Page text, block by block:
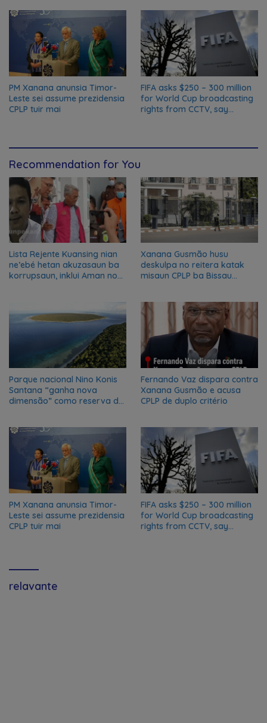
PM Xanana anunsia Timor-
Leste sei assume prezidensia
CPLP tuir mai
FIFA asks $250 – 300 million
for World Cup broadcasting
rights from CCTV, say
Recommendation for You
Lista Rejente Kuansing nian
ne’ebé hetan akuzasaun ba
korrupsaun, inklui Aman no
Xanana Gusmão husu
deskulpa no reitera katak
misaun CPLP ba Bissau
Parque nacional Nino Konis
Santana “ganha nova
dimensão” como reserva da
Fernando Vaz dispara contra
Xanana Gusmão e acusa
CPLP de duplo critério
PM Xanana anunsia Timor-
Leste sei assume prezidensia
CPLP tuir mai
FIFA asks $250 – 300 million
for World Cup broadcasting
rights from CCTV, say
relavante